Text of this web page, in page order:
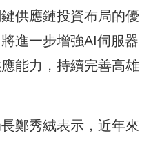
供應鏈投資布局的優
進一步增強AI伺服器
能力，持續完善高雄
鄭秀絨表示，近年來